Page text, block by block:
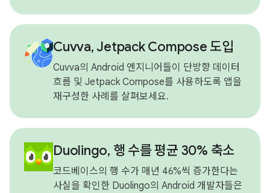
Cuvva, Jetpack Compose 도입
Cuvva의 Android 엔지니어들이 단방향 데이터
흐름 및 Jetpack Compose를 사용하도록 앱을
재구성한 사례를 살펴보세요.
Duolingo, 행 수를 평균 30% 축소
코드베이스의 행 수가 매년 46%씩 증가한다는
사실을 확인한 Duolingo의 Android 개발자들은